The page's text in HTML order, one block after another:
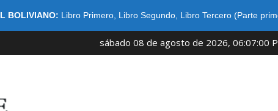
BOLIVIANO: Libro Primero, Libro Segundo, Libro Tercero (Parte
sábado 08 de agosto de 2026, 06:07:00